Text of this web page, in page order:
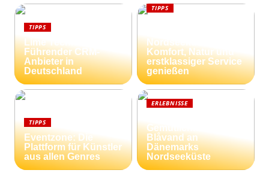
TIPPS
Lime Technologies:
Führender CRM-
Anbieter in
Deutschland
TIPPS
Nordseeküste:
Komfort, Natur und
erstklassiger Service
genießen
TIPPS
Eventzone: Die
Plattform für Künstler
aus allen Genres
ERLEBNISSE
Gemütlichkeit:
Blåvand an
Dänemarks
Nordseeküste